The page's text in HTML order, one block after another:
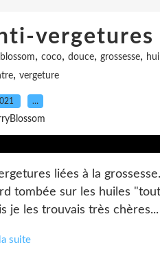
vergetures
, coco, douce, grossesse,
, vergeture
…
liées à la
tombée sur les huiles
je les trouvais très chères...
suite